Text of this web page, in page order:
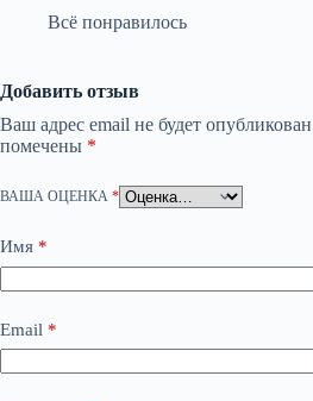
Всё понравилось
Добавить отзыв
Ваш адрес email не будет
помечены *
ВАША ОЦЕНКА *
Имя *
Email *